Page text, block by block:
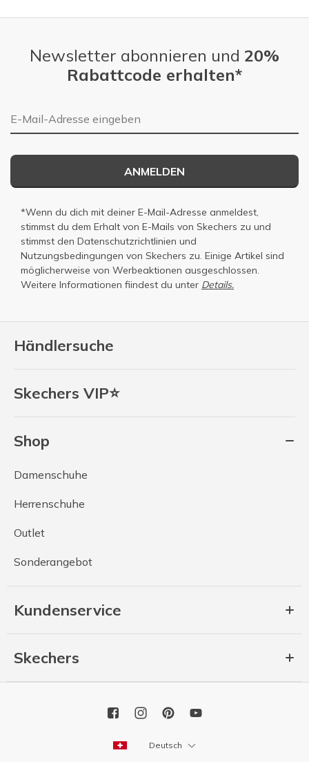
Händlersuche
Skechers VIP⭐
Shop
Damenschuhe
Herrenschuhe
Outlet
Sonderangebot
Kundenservice
Skechers
Newsletter abonnieren und 20%
Rabattcode erhalten*
E-Mail-Adresse
ANMELDEN
*Wenn du dich mit deiner E-Mail-Adresse anmeldest,
stimmst du dem Erhalt von E-Mails von Skechers zu und
stimmst den Datenschutzrichtlinien und
Nutzungsbedingungen von Skechers zu. Einige Artikel sind
möglicherweise von Werbeaktionen ausgeschlossen.
Weitere Informationen fiindest du unter Details.
Deutsch